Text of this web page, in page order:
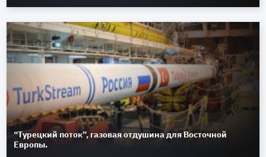
“Турецкий поток”, газовая отдушина для Восточной
Европы.